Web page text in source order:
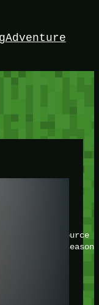
Adventure
Minetest
tips from